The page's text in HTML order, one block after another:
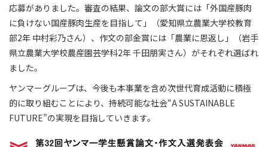
応募がありました。審査の結果、論文の部大賞には「外国産豚肉
に負けない国産豚肉生産を目指して」（愛知県立農業大学校教育
部2年 中村彩乃さん）、作文の部金賞には「農業に恩返し」（岩手
県立農業大学校農産園芸学科2年 千田朋実さん）がそれぞれ選ばれ
ました。
ヤンマーグループは、今後も本事業を含め次世代育成活動に積極
的に取り組むことにより、持続可能な社会“A SUSTAINABLE
FUTURE”の実現を目指していきます。